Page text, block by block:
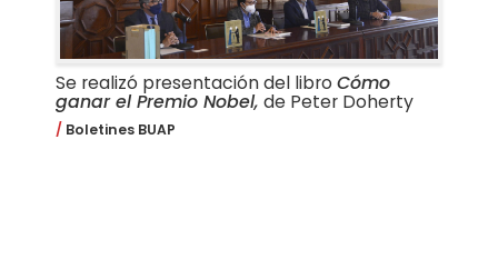
Se realizó presentación del libro Cómo
ganar el Premio Nobel, de Peter Doherty
Boletines BUAP